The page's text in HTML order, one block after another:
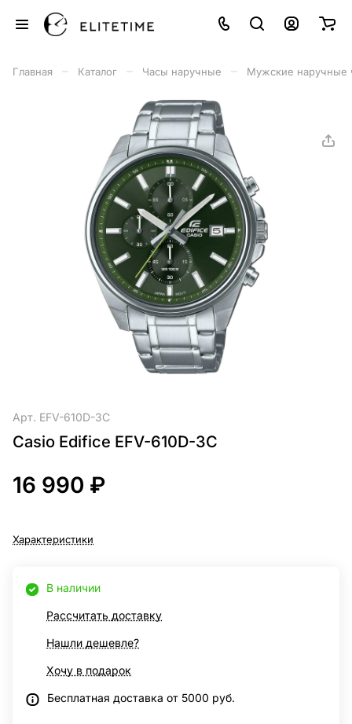
Главная Каталог Часы наручные Мужские наручные
Арт. EFV-610D-3C
Casio Edifice EFV-610D-3C
16 990 ₽
Характеристики
В наличии
Рассчитать доставку
Нашли дешевле?
Хочу в подарок
Бесплатная доставка от 5000 руб.